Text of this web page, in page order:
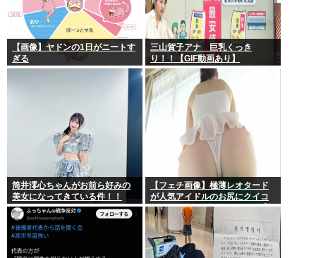
【画像】ヤドンの1日がニートす
ぎる
三山賀子アナ 巨乳くっき
り！！【GIF動画あり】
筒井澪心ちゃんがお前ら好みの
美女になってきている件！！
【フェチ画像】極薄レオタード
が人気アイドルのお尻にクイコ
ミすぎて危険 透け×尻フェチ【松
岡里英】